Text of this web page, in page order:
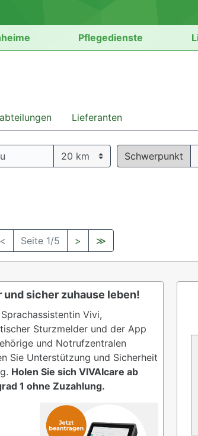
Pflegedienste
Lieferanten
Schwerpunkt
< Seite 1/5 > ≫
und sicher zuhause leben!
Vivi,
Sturzmelder und der App
und Notrufzentralen
Sie Unterstützung und Sicherheit
Holen Sie sich VIVAIcare ab
1 ohne Zuzahlung.